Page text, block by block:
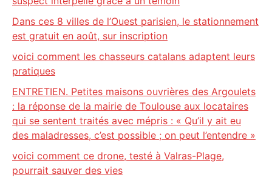
Dans ces 8 villes de l’Ouest parisien, le stationnement
est gratuit en août, sur inscription
voici comment les chasseurs catalans adaptent leurs
pratiques
ENTRETIEN. Petites maisons ouvrières des Argoulets
: la réponse de la mairie de Toulouse aux locataires
qui se sentent traités avec mépris : « Qu’il y ait eu
des maladresses, c’est possible ; on peut l’entendre »
voici comment ce drone, testé à Valras-Plage,
pourrait sauver des vies